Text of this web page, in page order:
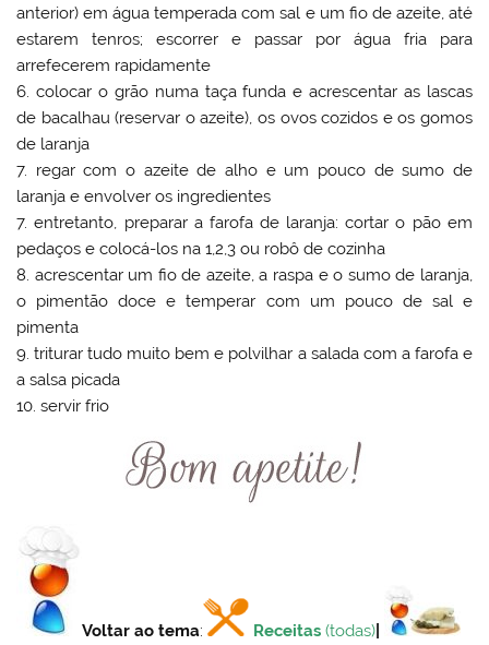
anterior) em água temperada com sal e um fio de azeite, até
estarem tenros; escorrer e passar por água fria para
arrefecerem rapidamente
6. colocar o grão numa taça funda e acrescentar as lascas
de bacalhau (reservar o azeite), os ovos cozidos e os gomos
de laranja
7. regar com o azeite de alho e um pouco de sumo de
laranja e envolver os ingredientes
7. entretanto, preparar a farofa de laranja: cortar o pão em
pedaços e colocá-los na 1,2,3 ou robô de cozinha
8. acrescentar um fio de azeite, a raspa e o sumo de laranja,
o pimentão doce e temperar com um pouco de sal e
pimenta
9. triturar tudo muito bem e polvilhar a salada com a farofa e
a salsa picada
10. servir frio
Voltar ao tema: Receitas (todas)